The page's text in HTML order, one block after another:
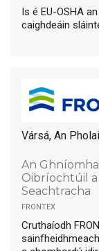
Is é EU-OSHA
caighdeáin
Vársá, An
An
Oibríochtúil a
Seachtracha
frontex
Cruthaíodh